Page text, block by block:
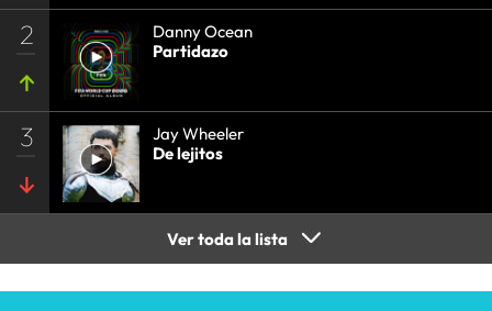
2
Danny Ocean
Partidazo
3
Jay Wheeler
De lejitos
Ver toda la lista